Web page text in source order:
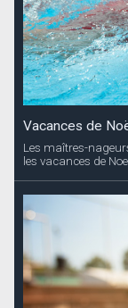
Vacances de
Les maîtres-
les vacances de